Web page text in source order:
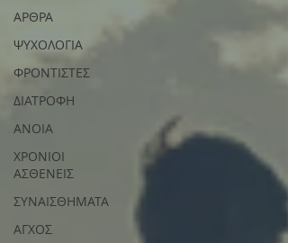
ΑΡΘΡΑ
ΨΥΧΟΛΟΓΙΑ
ΦΡΟΝΤΙΣΤΕΣ
ΔΙΑΤΡΟΦΗ
ΑΝΟΙΑ
ΧΡΟΝΙΟΙ
ΑΣΘΕΝΕΙΣ
ΣΥΝΑΙΣΘΗΜΑΤΑ
ΑΓΧΟΣ